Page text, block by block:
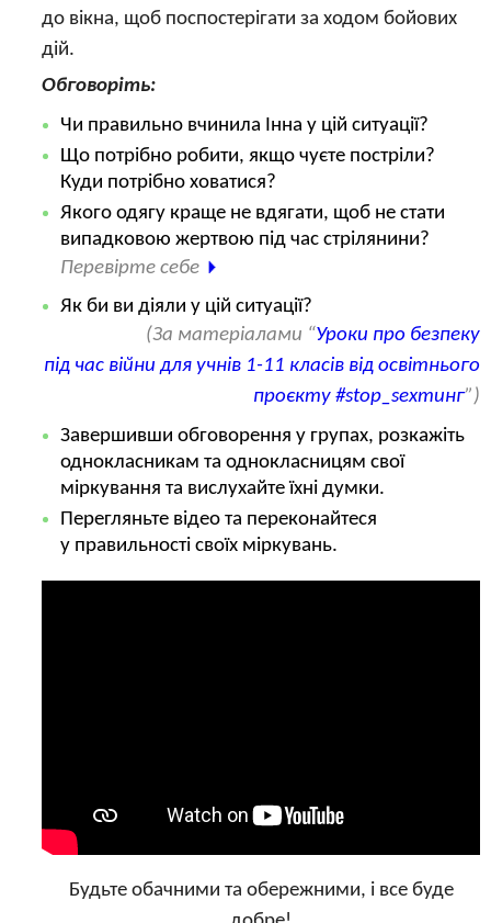
до вікна, щоб поспостерігати за ходом бойових
дій.
Обговоріть:
Чи правильно вчинила Інна у цій ситуації?
Що потрібно робити, якщо чуєте постріли?
Куди потрібно ховатися?
Якого одягу краще не вдягати, щоб не стати
випадковою жертвою під час стрілянини?
Перевірте себе
Як би ви діяли у цій ситуації?
(За матеріалами “Уроки про безпеку
під час війни для учнів 1-11 класів від освітнього
проєкту #stop_sexтинг”)
Завершивши обговорення у групах, розкажіть
однокласникам та однокласницям свої
міркування та вислухайте їхні думки.
Перегляньте відео та переконайтеся
у правильності своїх міркувань.
Будьте обачними та обережними, і все буде